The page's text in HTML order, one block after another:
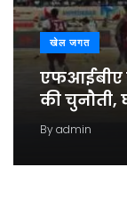
खेल जगत
एफआईबीए
की चुनौती,
Byadmin